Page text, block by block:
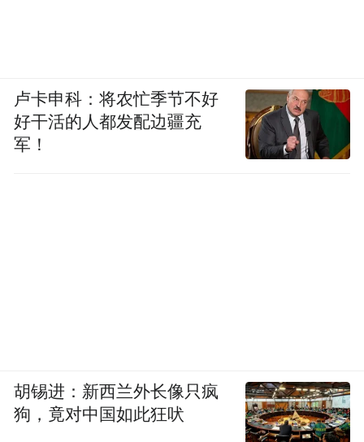
第一批“平安四明卡”推出时，企业代表们是这样说
的。
“特别声明：以上作品内容(包括在内的视频、图片或音
频)为凤凰网旗下自媒体平台“大风号”用户上传并发
布，本平台仅提供信息存储空间服务。
卢卡申科：将农忙季节不好
好干活的人都发配边疆充
军！
胡锡进：新西兰外长像只疯
狗，竟对中国如此狂吠